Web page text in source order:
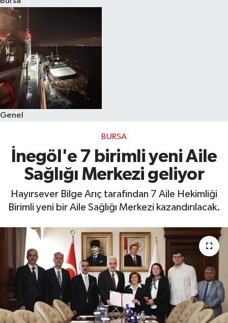
Genel
BURSA
İnegöl'e 7 birimli yeni Aile
Sağlığı Merkezi geliyor
Hayırsever Bilge Arıç tarafından 7 Aile Hekimliği
Birimli yeni bir Aile Sağlığı Merkezi kazandırılacak.
Sağlık
Dünya
Magazin
Kültür & Sanat
Teknoloji
Bilim
Genel
Bilim, Teknoloji